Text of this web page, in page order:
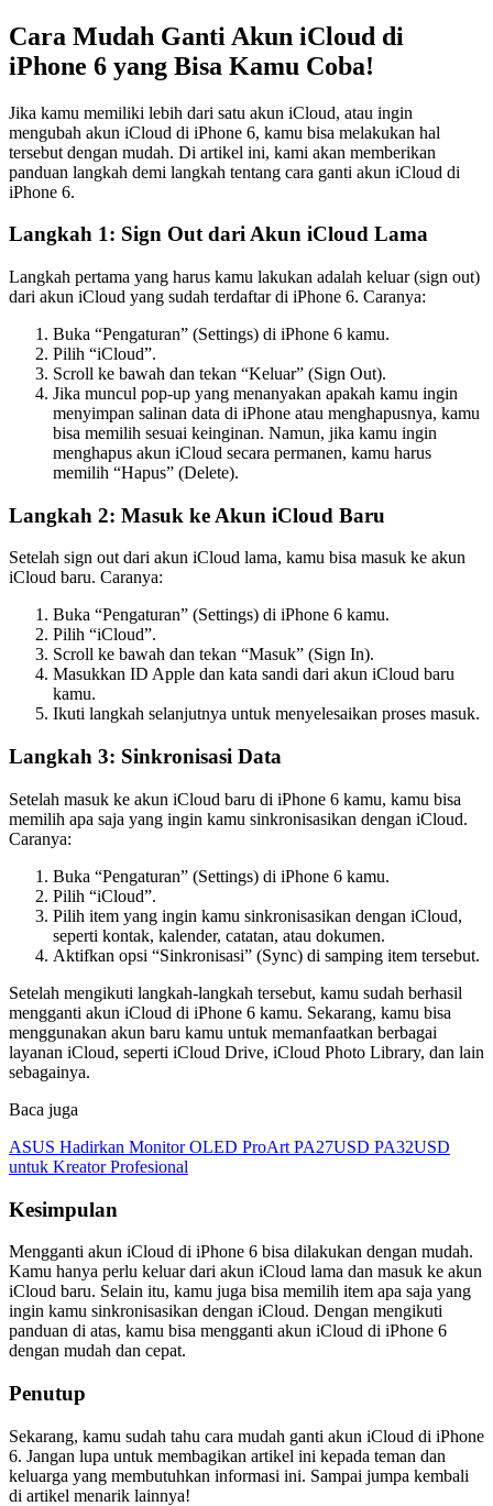
Cara Mudah Ganti Akun iCloud di
iPhone 6 yang Bisa Kamu Coba!
Jika kamu memiliki lebih dari satu akun iCloud, atau ingin
mengubah akun iCloud di iPhone 6, kamu bisa melakukan hal
tersebut dengan mudah. Di artikel ini, kami akan memberikan
panduan langkah demi langkah tentang cara ganti akun iCloud di
iPhone 6.
Langkah 1: Sign Out dari Akun iCloud Lama
Langkah pertama yang harus kamu lakukan adalah keluar (sign out)
dari akun iCloud yang sudah terdaftar di iPhone 6. Caranya:
Buka “Pengaturan” (Settings) di iPhone 6 kamu.
Pilih “iCloud”.
Scroll ke bawah dan tekan “Keluar” (Sign Out).
Jika muncul pop-up yang menanyakan apakah kamu ingin
menyimpan salinan data di iPhone atau menghapusnya, kamu
bisa memilih sesuai keinginan. Namun, jika kamu ingin
menghapus akun iCloud secara permanen, kamu harus
memilih “Hapus” (Delete).
Langkah 2: Masuk ke Akun iCloud Baru
Setelah sign out dari akun iCloud lama, kamu bisa masuk ke akun
iCloud baru. Caranya:
Buka “Pengaturan” (Settings) di iPhone 6 kamu.
Pilih “iCloud”.
Scroll ke bawah dan tekan “Masuk” (Sign In).
Masukkan ID Apple dan kata sandi dari akun iCloud baru
kamu.
Ikuti langkah selanjutnya untuk menyelesaikan proses masuk.
Langkah 3: Sinkronisasi Data
Setelah masuk ke akun iCloud baru di iPhone 6 kamu, kamu bisa
memilih apa saja yang ingin kamu sinkronisasikan dengan iCloud.
Caranya:
Buka “Pengaturan” (Settings) di iPhone 6 kamu.
Pilih “iCloud”.
Pilih item yang ingin kamu sinkronisasikan dengan iCloud,
seperti kontak, kalender, catatan, atau dokumen.
Aktifkan opsi “Sinkronisasi” (Sync) di samping item tersebut.
Setelah mengikuti langkah-langkah tersebut, kamu sudah berhasil
mengganti akun iCloud di iPhone 6 kamu. Sekarang, kamu bisa
menggunakan akun baru kamu untuk memanfaatkan berbagai
layanan iCloud, seperti iCloud Drive, iCloud Photo Library, dan lain
sebagainya.
Baca juga
ASUS Hadirkan Monitor OLED ProArt PA27USD PA32USD
untuk Kreator Profesional
Kesimpulan
Mengganti akun iCloud di iPhone 6 bisa dilakukan dengan mudah.
Kamu hanya perlu keluar dari akun iCloud lama dan masuk ke akun
iCloud baru. Selain itu, kamu juga bisa memilih item apa saja yang
ingin kamu sinkronisasikan dengan iCloud. Dengan mengikuti
panduan di atas, kamu bisa mengganti akun iCloud di iPhone 6
dengan mudah dan cepat.
Penutup
Sekarang, kamu sudah tahu cara mudah ganti akun iCloud di iPhone
6. Jangan lupa untuk membagikan artikel ini kepada teman dan
keluarga yang membutuhkan informasi ini. Sampai jumpa kembali
di artikel menarik lainnya!